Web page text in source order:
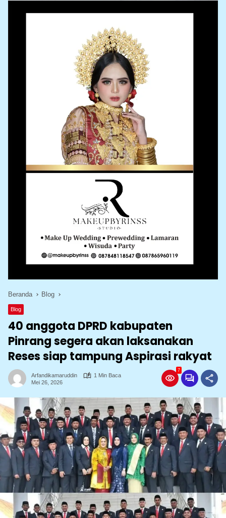
Beranda Blog
Blog
40 anggota DPRD kabupaten
Pinrang segera akan laksanakan
Reses siap tampung Aspirasi rakyat
Arfandikamaruddin
1 Min Baca
Mei 26, 2026
7